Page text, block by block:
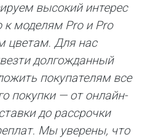
высокий интерес
к моделям Pro и Pro
цветам. Для нас
долгожданный
покупателям все
покупки — от онлайн-
до рассрочки
Мы уверены, что